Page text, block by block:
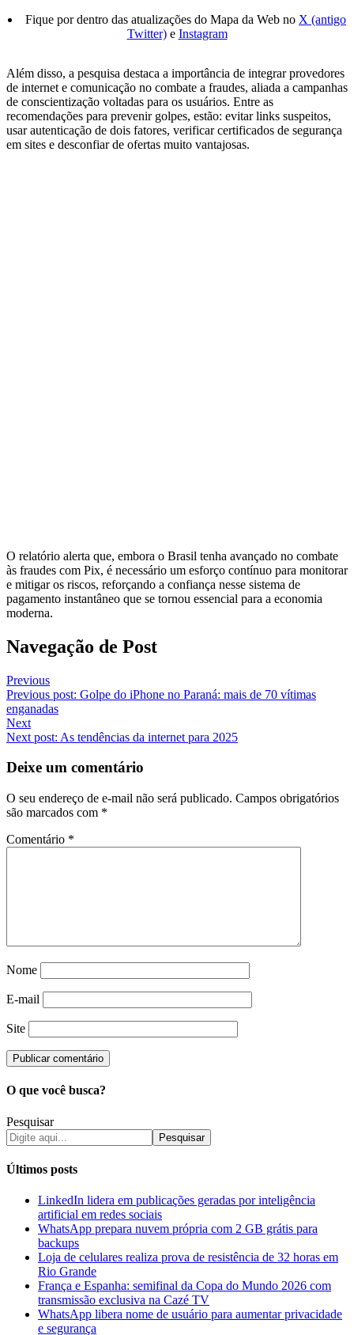
Fique por dentro das atualizações do Mapa da Web no X (antigo
Twitter)e Instagram
Além disso, a pesquisa destaca a importância de integrar provedores
de internet e comunicação no combate a fraudes, aliada a campanhas
de conscientização voltadas para os usuários. Entre as
recomendações para prevenir golpes, estão: evitar links suspeitos,
usar autenticação de dois fatores, verificar certificados de segurança
em sites e desconfiar de ofertas muito vantajosas.
O relatório alerta que, embora o Brasil tenha avançado no combate
às fraudes com Pix, é necessário um esforço contínuo para monitorar
e mitigar os riscos, reforçando a confiança nesse sistema de
pagamento instantâneo que se tornou essencial para a economia
moderna.
Navegação de Post
Previous
Previous post: Golpe do iPhone no Paraná: mais de 70 vítimas
enganadas
Next
Next post: As tendências da internet para 2025
Deixe um comentário
O seu endereço de e-mail não será publicado. Campos obrigatórios
são marcados com *
Comentário *
Nome
E-mail
Site
O que você busca?
Pesquisar
Pesquisar
Últimos posts
LinkedIn lidera em publicações geradas por inteligência
artificial em redes sociais
WhatsApp prepara nuvem própria com 2 GB grátis para
backups
Loja de celulares realiza prova de resistência de 32 horas em
Rio Grande
França e Espanha: semifinal da Copa do Mundo 2026 com
transmissão exclusiva na Cazé TV
WhatsApp libera nome de usuário para aumentar privacidade
e segurança